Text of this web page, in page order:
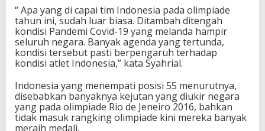
u
d
a
h
B
a
g
u
s
,
I
n
“ Apa yang di capai tim Indonesia pada olimpiade
tahun ini, sudah luar biasa. Ditambah ditengah
kondisi Pandemi Covid-19 yang melanda hampir
seluruh negara. Banyak agenda yang tertunda,
kondisi tersebut pasti berpengaruh terhadap
kondisi atlet Indonesia,” kata Syahrial.
Indonesia yang menempati posisi 55 menurutnya,
disebabkan banyaknya kejutan yang diukir negara
yang pada olimpiade Rio de Jeneiro 2016, bahkan
tidak masuk rangking olimpiade kini mereka banyak
meraih medali.